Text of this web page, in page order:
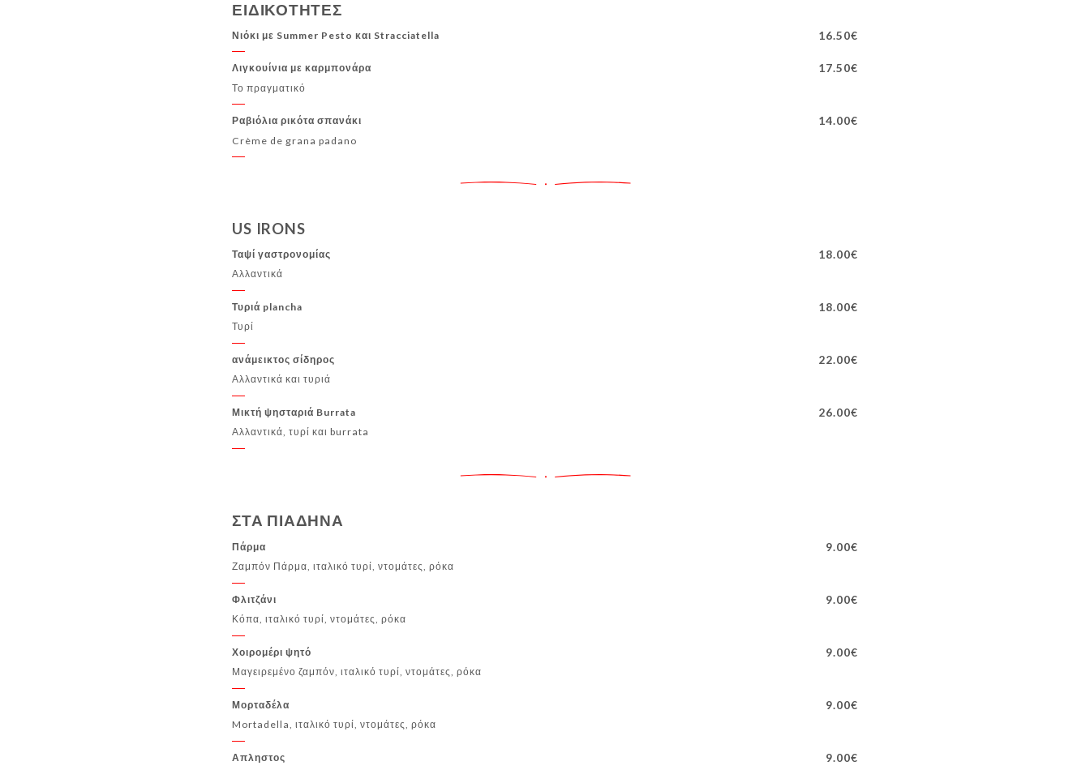
ΕΙΔΙΚΟΤΗΤΕΣ
Νιόκι με Summer Pesto και Stracciatella 16.50€
Λιγκουίνια με καρμπονάρα 17.50€
Το πραγματικό
Ραβιόλια ρικότα σπανάκι 14.00€
Crème de grana padano
US IRONS
Ταψί γαστρονομίας 18.00€
Αλλαντικά
Τυριά plancha 18.00€
Τυρί
ανάμεικτος σίδηρος 22.00€
Αλλαντικά και τυριά
Μικτή ψησταριά Burrata 26.00€
Αλλαντικά, τυρί και burrata
ΣΤΑ ΠΙΑΔΗΝΑ
Πάρμα 9.00€
Ζαμπόν Πάρμα, ιταλικό τυρί, ντομάτες, ρόκα
Φλιτζάνι 9.00€
Κόπα, ιταλικό τυρί, ντομάτες, ρόκα
Χοιρομέρι ψητό 9.00€
Μαγειρεμένο ζαμπόν, ιταλικό τυρί, ντομάτες, ρόκα
Μορταδέλα 9.00€
Mortadella, ιταλικό τυρί, ντομάτες, ρόκα
Απληστος 9.00€